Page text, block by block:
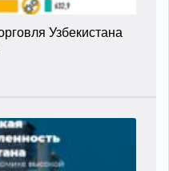
Узбекистана